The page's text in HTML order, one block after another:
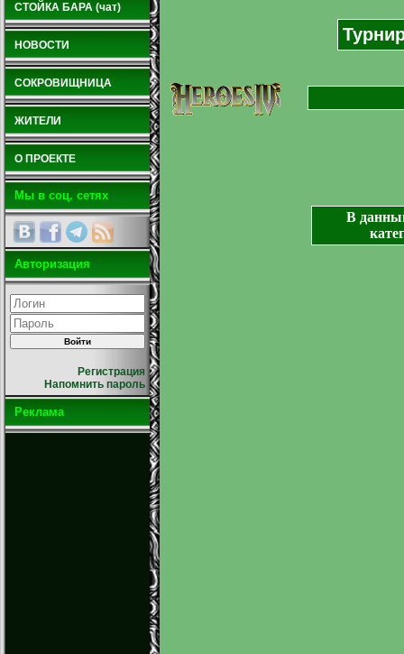
СТОЙКА БАРА (чат)
НОВОСТИ
СОКРОВИЩНИЦА
ЖИТЕЛИ
О ПРОЕКТЕ
Мы в соц. сетях
Авторизация
Регистрация
Напомнить пароль
Реклама
В